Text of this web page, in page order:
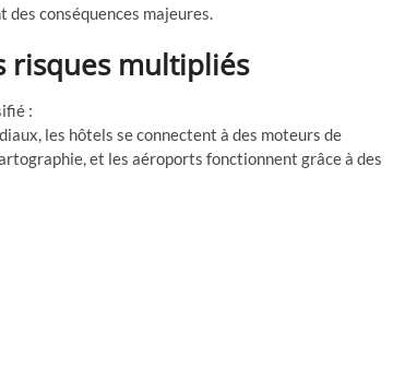
des conséquences majeures.
risques multipliés
:
les hôtels se connectent à des moteurs de
et les aéroports fonctionnent grâce à des